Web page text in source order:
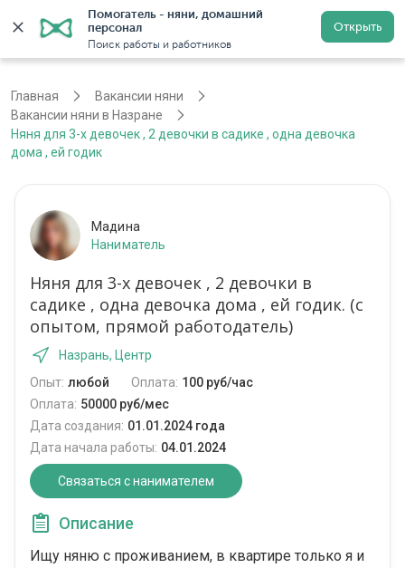
Помогатель - няни, домашний
персонал
Поиск работы и работников
Открыть
Регистрация
Главная
Вакансии няни
Вакансии няни в Назране
Няня для 3-х девочек , 2 девочки в садике , одна девочка
дома , ей годик
Мадина
Наниматель
Няня для 3-х девочек , 2 девочки в
садике , одна девочка дома , ей годик. (с
опытом, прямой работодатель)
Назрань, Центр
Опыт: любой Оплата: 100 руб/час
Оплата: 50000 руб/мес
Дата создания: 01.01.2024 года
Дата начала работы: 04.01.2024
Связаться с нанимателем
Описание
Ищу няню с проживанием, в квартире только я и